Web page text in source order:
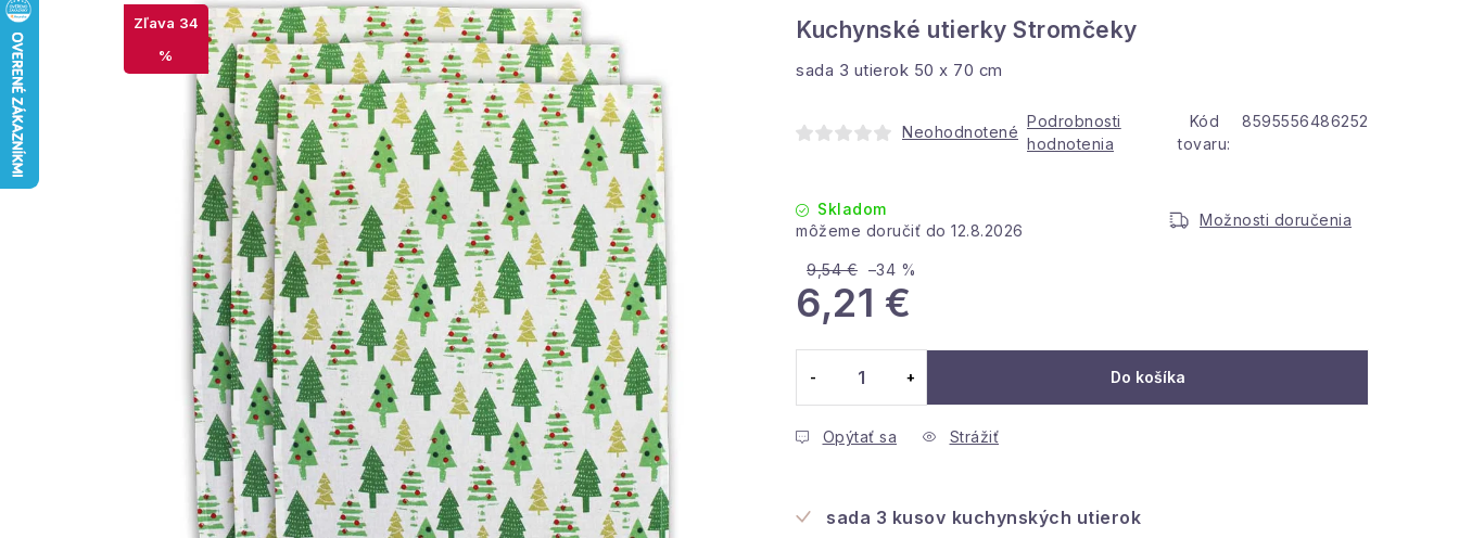
Kuchynské utierky Stromčeky
sada 3 utierok 50 x 70 cm
Neohodnotené
Podrobnosti
hodnotenia
Kód
tovaru:
8595556486252
Skladom
12.8.2026
Možnosti doručenia
9,54 € –34 %
6,21 €
Do košíka
Opýtať sa Strážiť
sada 3 kusov kuchynských utierok
34
%